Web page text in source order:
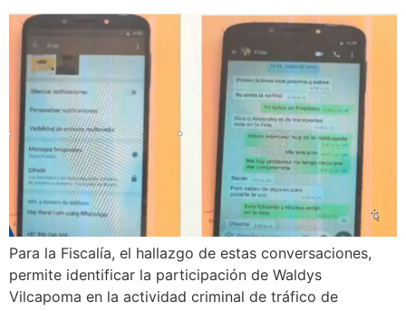
Para la Fiscalía, el hallazgo de estas conversaciones,
permite identificar la participación de Waldys
Vilcapoma en la actividad criminal de tráfico de